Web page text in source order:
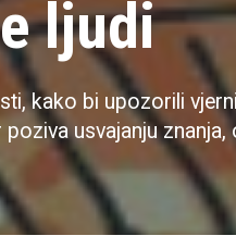
ljudi
kako bi upozorili
usvajanju znanja,